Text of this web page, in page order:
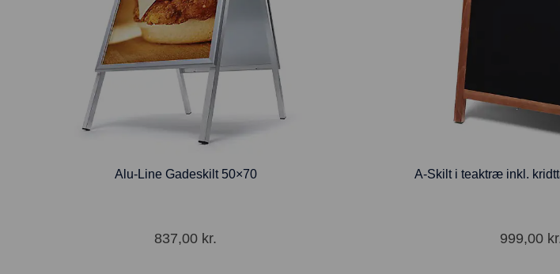
Alu-Line Gadeskilt 50×70
837,00 kr.
A-Skilt i teaktræ inkl.
999,00